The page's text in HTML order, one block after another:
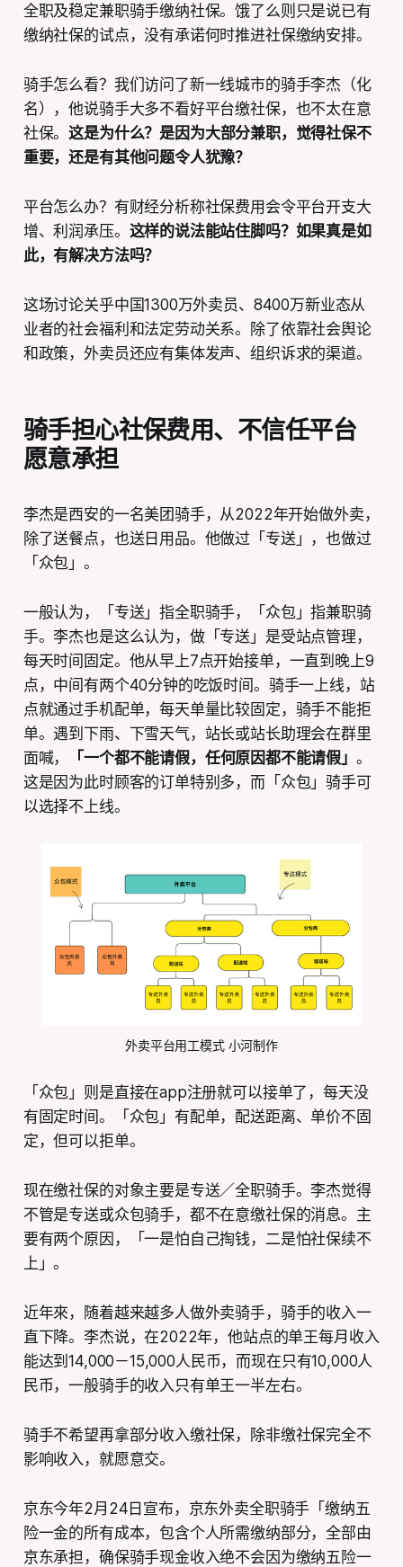
全职及稳定兼职骑手缴纳社保。饿了么则只是说已有
缴纳社保的试点，没有承诺何时推进社保缴纳安排。
骑手怎么看？我们访问了新一线城市的骑手李杰（化
名），他说骑手大多不看好平台缴社保，也不太在意
社保。这是为什么？是因为大部分兼职，觉得社保不
重要，还是有其他问题令人犹豫？
平台怎么办？有财经分析称社保费用会令平台开支大
增、利润承压。 这样的说法能站住脚吗？如果真是如
此，有解决方法吗？
这场讨论关乎中国1300万外卖员、8400万新业态从
业者的社会福利和法定劳动关系。除了依靠社会舆论
和政策，外卖员还应有集体发声、组织诉求的渠道。
骑手担心社保费用、不信任平台
愿意承担
李杰是西安的一名美团骑手，从2022年开始做外卖，
除了送餐点，也送日用品。他做过「专送」，也做过
「众包」。
一般认为，「专送」指全职骑手，「众包」指兼职骑
手。李杰也是这么认为，做「专送」是受站点管理，
每天时间固定。他从早上7点开始接单，一直到晚上9
点，中间有两个40分钟的吃饭时间。骑手一上线，站
点就通过手机配单，每天单量比较固定，骑手不能拒
单。遇到下雨、下雪天气，站长或站长助理会在群里
面喊，
「一个都不能请假，任何原因都不能请假」 。
这是因为此时顾客的订单特别多，而「众包」骑手可
以选择不上线。
外卖平台用工模式 小河制作
「众包」则是直接在app注册就可以接单了，每天没
有固定时间。「众包」有配单，配送距离、单价不固
定，但可以拒单。
现在缴社保的对象主要是专送／全职骑手。李杰觉得
不管是专送或众包骑手，都不在意缴社保的消息。主
要有两个原因，「一是怕自己掏钱，二是怕社保续不
上」。
近年來，随着越来越多人做外卖骑手，骑手的收入一
直下降。李杰说，在2022年，他站点的单王每月收入
能达到14,000－15,000人民币，而现在只有10,000人
民币，一般骑手的收入只有单王一半左右。
骑手不希望再拿部分收入缴社保，除非缴社保完全不
影响收入，就愿意交。
京东今年2月24日宣布，京东外卖全职骑手「缴纳五
险一金的所有成本，包含个人所需缴纳部分，全部由
京东承担，确保骑手现金收入绝不会因为缴纳五险一